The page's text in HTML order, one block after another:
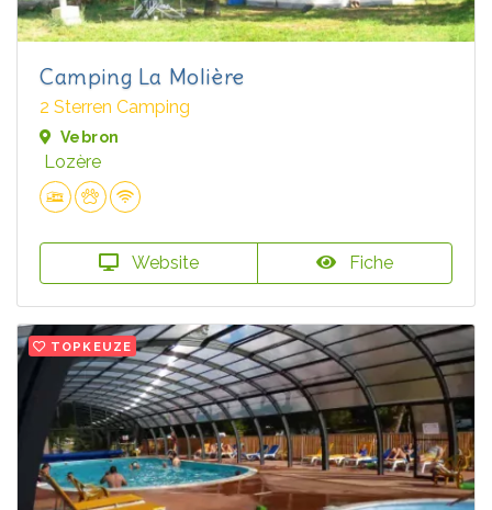
Camping La Molière
2 Sterren Camping
Vebron
Lozère
Website Fiche
TOPKEUZE